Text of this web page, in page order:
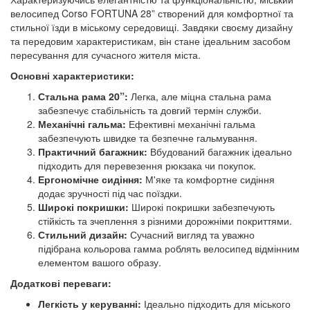
велосипед Corso FORTUNA 28” створений для комфортної та
стильної їзди в міському середовищі. Завдяки своєму дизайну
та передовим характеристикам, він стане ідеальним засобом
пересування для сучасного жителя міста.
Основні характеристики:
Стальна рама 20”: Легка, але міцна стальна рама
забезпечує стабільність та довгий термін служби.
Механічні гальма: Ефективні механічні гальма
забезпечують швидке та безпечне гальмування.
Практичний багажник: Вбудований багажник ідеально
підходить для перевезення рюкзака чи покупок.
Ергономічне сидіння: М'яке та комфортне сидіння
додає зручності під час поїздки.
Широкі покришки: Широкі покришки забезпечують
стійкість та зчеплення з різними дорожніми покриттями.
Стильний дизайн: Сучасний вигляд та уважно
підібрана кольорова гамма роблять велосипед відмінним
елементом вашого образу.
Додаткові переваги:
Легкість у керуванні: Ідеально підходить для міського